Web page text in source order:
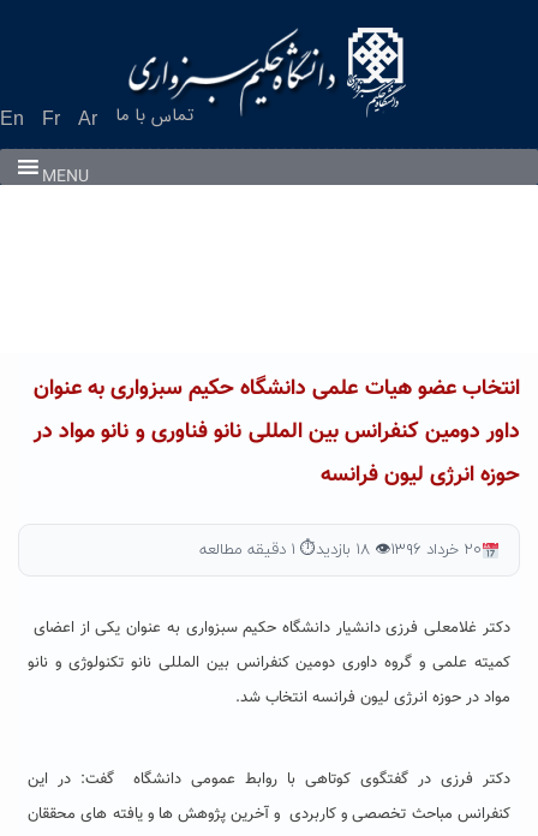
En Fr Ar تماس با ما
MENU
انتخاب عضو هیات علمی دانشگاه حکیم سبزواری به عنوان
داور دومین کنفرانس بین المللی نانو فناوری و نانو مواد در
حوزه انرژی لیون فرانسه
۲۰ خرداد ۱۳۹۶ 👁 ۱۸ بازدید ⏱ ۱ دقیقه مطالعه
دکتر غلامعلی فرزی دانشیار دانشگاه حکیم سبزواری به عنوان یکی از اعضای
کمیته علمی و گروه داوری دومین کنفرانس بین المللی نانو تکنولوژی و نانو
مواد در حوزه انرژی لیون فرانسه انتخاب شد.
دکتر فرزی در گفتگوی کوتاهی با روابط عمومی دانشگاه گفت: در این
کنفرانس مباحث تخصصی و کاربردی و آخرین پژوهش ها و یافته های محققان